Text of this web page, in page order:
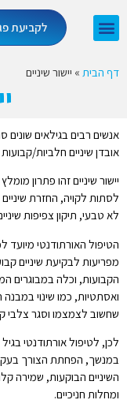
לקביעת
דף הבית » יישור שיניים
אנשים רבים בגילאים שונים
אובדן שיניים חלביות/
יישור שיניים זהו פתרון
לסתות לקויה, החזרת
לא טבעי, תיקון צפיפות
הטיפול האורתודנטי
מפריעות לבקיעת שיניים
הקבועות, וכלה במבוגרים
שחשוב לצמצמו וסגר צלבי
לכן, לטיפול אורתודנטי
במנשך, הפחתת הצורך
השיניים הבוקעות, שמירה
ומחלות חניכיים.